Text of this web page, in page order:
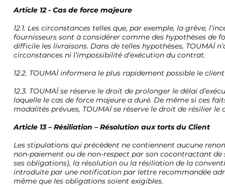
Article 12 - Cas de force majeure
12.1. Les circonstances telles que, par exemple, la grève,
fournisseurs sont à considérer comme des hypothèses de
difficile les livraisons. Dans de telles hypothèses, TOUMAÏ
circonstances ni l’impossibilité d’exécution du contrat.
12.2. TOUMAÏ informera le plus rapidement possible le
12.3. TOUMAÏ se réserve le droit de prolonger le délai
laquelle le cas de force majeure a duré. De même si ces
modalités prévues, TOUMAÏ se réserve le droit de résilier
Article 13 – Résiliation – Résolution aux torts du Client
Les stipulations qui précèdent ne contiennent aucune
non-paiement ou de non-respect par son cocontractant
ses obligations), la résolution ou la résiliation de la
introduite par une notification par lettre recommandée
même que les obligations soient exigibles.